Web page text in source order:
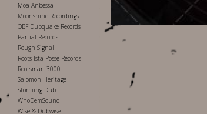
Moa Anbessa
Moonshine Recordings
OBF Dubquake Records
Partial Records
Rough Signal
Roots Ista Posse Records
Rootsman 3000
Salomon Heritage
Storming Dub
WhoDemSound
Wise & Dubwise